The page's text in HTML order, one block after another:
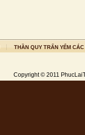
THẦN QUY TRẤN YỂM
Copyright © 2011